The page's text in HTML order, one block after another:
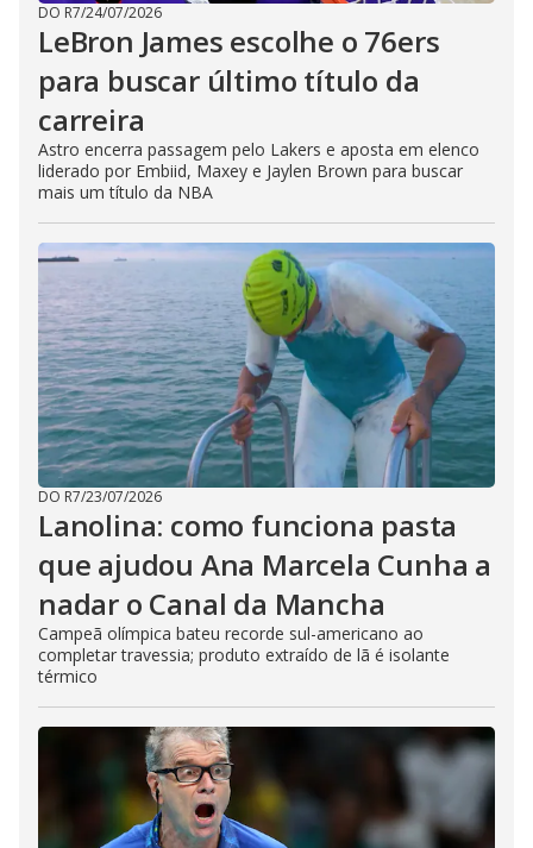
DO R7/24/07/2026
LeBron James escolhe o 76ers
para buscar último título da
carreira
Astro encerra passagem pelo Lakers e aposta em elenco
liderado por Embiid, Maxey e Jaylen Brown para buscar
mais um título da NBA
DO R7/23/07/2026
Lanolina: como funciona pasta
que ajudou Ana Marcela Cunha a
nadar o Canal da Mancha
Campeã olímpica bateu recorde sul-americano ao
completar travessia; produto extraído de lã é isolante
térmico